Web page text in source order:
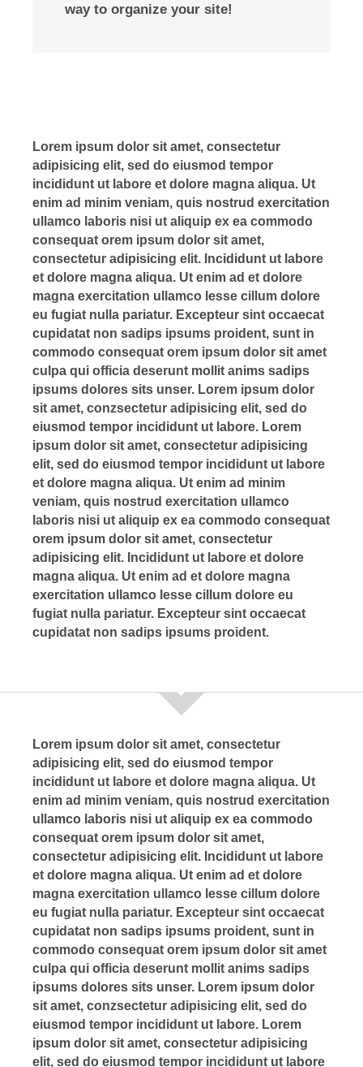
way to organize your site!
Lorem ipsum dolor sit amet, consectetur
adipisicing elit, sed do eiusmod tempor
incididunt ut labore et dolore magna aliqua. Ut
enim ad minim veniam, quis nostrud exercitation
ullamco laboris nisi ut aliquip ex ea commodo
consequat orem ipsum dolor sit amet,
consectetur adipisicing elit. Incididunt ut labore
et dolore magna aliqua. Ut enim ad et dolore
magna exercitation ullamco lesse cillum dolore
eu fugiat nulla pariatur. Excepteur sint occaecat
cupidatat non sadips ipsums proident, sunt in
commodo consequat orem ipsum dolor sit amet
culpa qui officia deserunt mollit anims sadips
ipsums dolores sits unser. Lorem ipsum dolor
sit amet, conzsectetur adipisicing elit, sed do
eiusmod tempor incididunt ut labore. Lorem
ipsum dolor sit amet, consectetur adipisicing
elit, sed do eiusmod tempor incididunt ut labore
et dolore magna aliqua. Ut enim ad minim
veniam, quis nostrud exercitation ullamco
laboris nisi ut aliquip ex ea commodo consequat
orem ipsum dolor sit amet, consectetur
adipisicing elit. Incididunt ut labore et dolore
magna aliqua. Ut enim ad et dolore magna
exercitation ullamco lesse cillum dolore eu
fugiat nulla pariatur. Excepteur sint occaecat
cupidatat non sadips ipsums proident.
Lorem ipsum dolor sit amet, consectetur
adipisicing elit, sed do eiusmod tempor
incididunt ut labore et dolore magna aliqua. Ut
enim ad minim veniam, quis nostrud exercitation
ullamco laboris nisi ut aliquip ex ea commodo
consequat orem ipsum dolor sit amet,
consectetur adipisicing elit. Incididunt ut labore
et dolore magna aliqua. Ut enim ad et dolore
magna exercitation ullamco lesse cillum dolore
eu fugiat nulla pariatur. Excepteur sint occaecat
cupidatat non sadips ipsums proident, sunt in
commodo consequat orem ipsum dolor sit amet
culpa qui officia deserunt mollit anims sadips
ipsums dolores sits unser. Lorem ipsum dolor
sit amet, conzsectetur adipisicing elit, sed do
eiusmod tempor incididunt ut labore. Lorem
ipsum dolor sit amet, consectetur adipisicing
elit, sed do eiusmod tempor incididunt ut labore